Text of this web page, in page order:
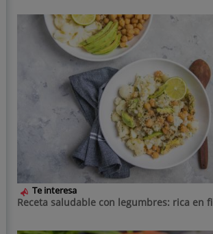
Te interesa
Receta saludable con legumbres: rica en